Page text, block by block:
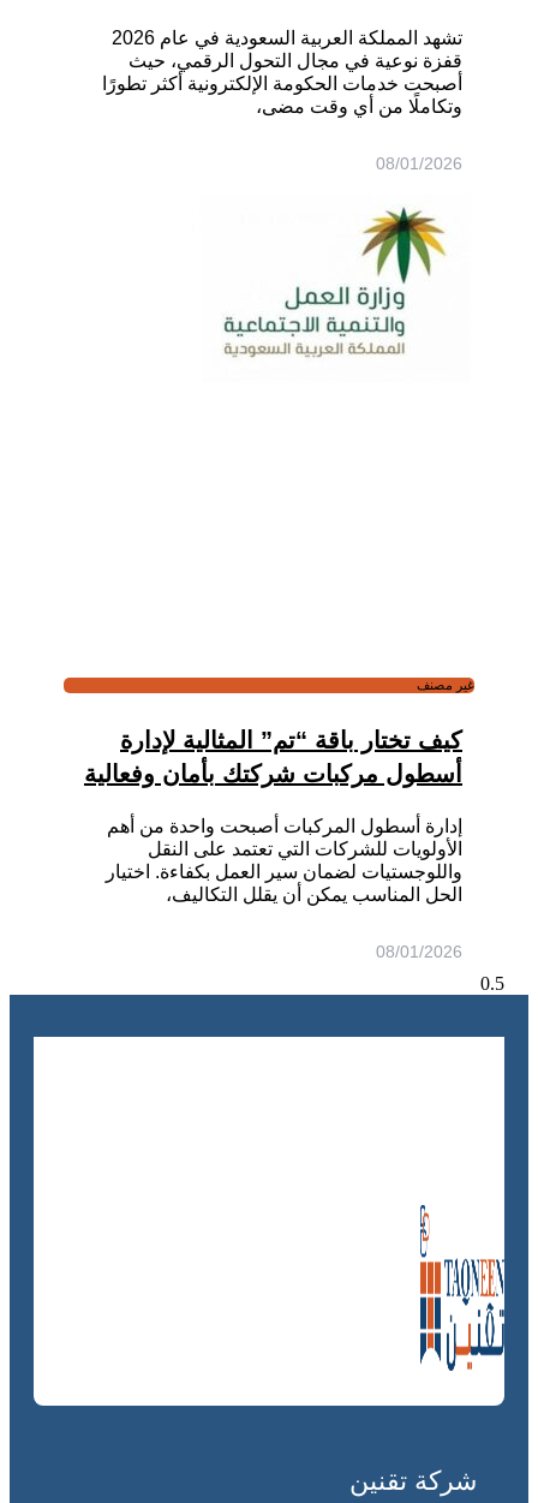
تشهد المملكة العربية السعودية في عام 2026
قفزة نوعية في مجال التحول الرقمي، حيث
أصبحت خدمات الحكومة الإلكترونية أكثر تطورًا
وتكاملًا من أي وقت مضى،
08/01/2026
غير مصنف
كيف تختار باقة “تم” المثالية لإدارة
أسطول مركبات شركتك بأمان وفعالية
إدارة أسطول المركبات أصبحت واحدة من أهم
الأولويات للشركات التي تعتمد على النقل
واللوجستيات لضمان سير العمل بكفاءة. اختيار
الحل المناسب يمكن أن يقلل التكاليف،
08/01/2026
شركة تقنين